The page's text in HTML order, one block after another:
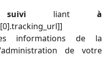
liant à
informations de la
de votre